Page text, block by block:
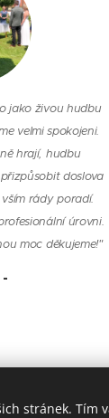
jako živou hudbu
velmi spokojeni.
hrají, hudbu
doslova
rády poradí.
úrovni.
moc děkujeme!"
stránek. Tím